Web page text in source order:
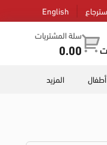
English
سلة المشتريات
0.00
المزيد